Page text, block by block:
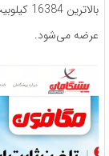
عرضه می‌شود.